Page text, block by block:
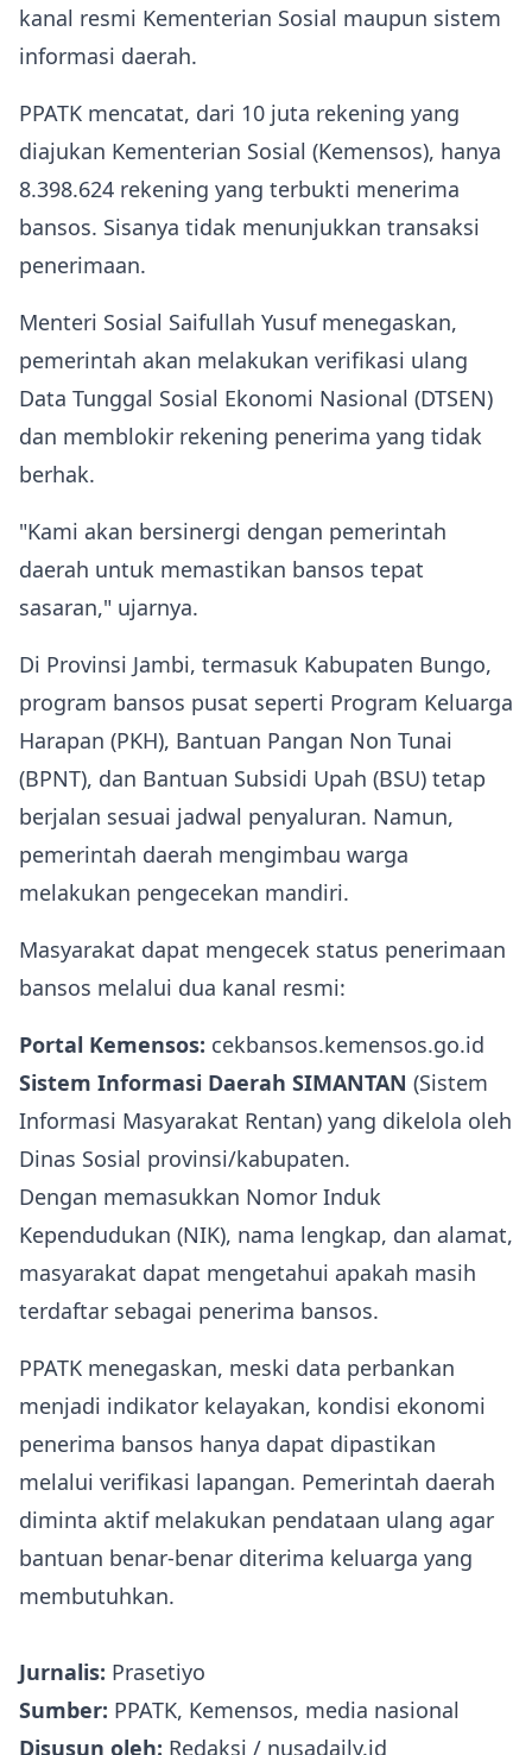
kanal resmi Kementerian Sosial maupun sistem
informasi daerah.
PPATK mencatat, dari 10 juta rekening yang
diajukan Kementerian Sosial (Kemensos), hanya
8.398.624 rekening yang terbukti menerima
bansos. Sisanya tidak menunjukkan transaksi
penerimaan.
Menteri Sosial Saifullah Yusuf menegaskan,
pemerintah akan melakukan verifikasi ulang
Data Tunggal Sosial Ekonomi Nasional (DTSEN)
dan memblokir rekening penerima yang tidak
berhak.
"Kami akan bersinergi dengan pemerintah
daerah untuk memastikan bansos tepat
sasaran," ujarnya.
Di Provinsi Jambi, termasuk Kabupaten Bungo,
program bansos pusat seperti Program Keluarga
Harapan (PKH), Bantuan Pangan Non Tunai
(BPNT), dan Bantuan Subsidi Upah (BSU) tetap
berjalan sesuai jadwal penyaluran. Namun,
pemerintah daerah mengimbau warga
melakukan pengecekan mandiri.
Masyarakat dapat mengecek status penerimaan
bansos melalui dua kanal resmi:
Portal Kemensos: cekbansos.kemensos.go.id
Sistem Informasi Daerah SIMANTAN (Sistem
Informasi Masyarakat Rentan) yang dikelola oleh
Dinas Sosial provinsi/kabupaten.
Dengan memasukkan Nomor Induk
Kependudukan (NIK), nama lengkap, dan alamat,
masyarakat dapat mengetahui apakah masih
terdaftar sebagai penerima bansos.
PPATK menegaskan, meski data perbankan
menjadi indikator kelayakan, kondisi ekonomi
penerima bansos hanya dapat dipastikan
melalui verifikasi lapangan. Pemerintah daerah
diminta aktif melakukan pendataan ulang agar
bantuan benar-benar diterima keluarga yang
membutuhkan.
Jurnalis: Prasetiyo
Sumber: PPATK, Kemensos, media nasional
Disusun oleh: Redaksi / nusadaily.id